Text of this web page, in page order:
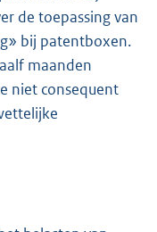
de toepassing van
bij patentboxen.
maanden
niet consequent